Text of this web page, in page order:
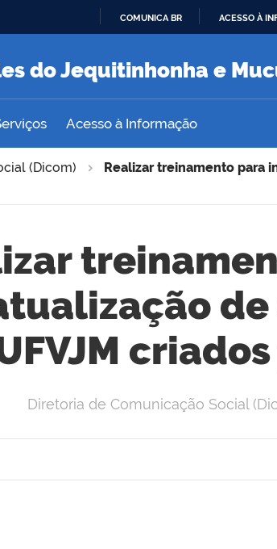
O
COMUNICA BR ACESSO À
do Jequitinhonha e
Acesso à Informação
(Dicom)
Realizar treinamento para
de
Diretoria de Comunicação Social